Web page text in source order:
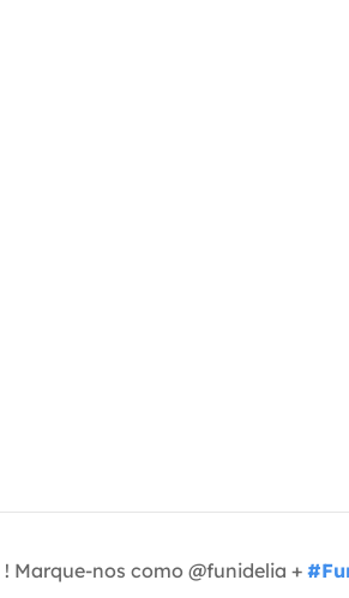
! Marque-nos como @funidelia +